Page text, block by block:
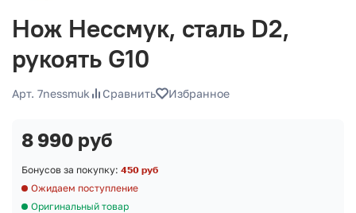
Нож Нессмук, сталь D2,
рукоять G10
Арт. 7nessmuk Сравнить Избранное
8 990 руб
Бонусов за покупку: 450 руб
Ожидаем поступление
Оригинальный товар